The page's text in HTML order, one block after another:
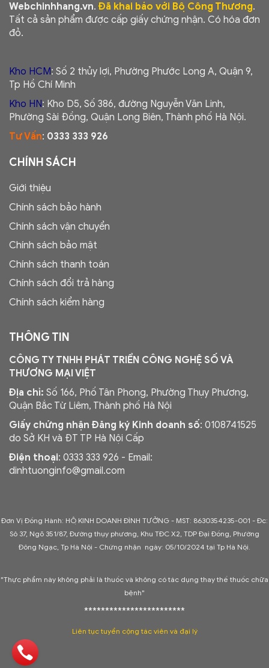
Webchinhhang.vn. Đã khai báo với Bộ Công Thương.
Tất cả sản phẩm được cấp giấy chứng nhận. Có hóa đơn
đỏ.
Kho HCM: Số 2 thủy lợi, Phường Phước Long A, Quận 9,
Tp Hồ Chí Minh
Kho HN: Kho D5, Số 386, đường Nguyễn Văn Linh,
Phường Sài Đồng, Quận Long Biên, Thành phố Hà Nội.
Tư Vấn: 0333 333 926
CHÍNH SÁCH
Giới thiệu
Chính sách bảo hành
Chính sách vận chuyển
Chính sách bảo mật
Chính sách thanh toán
Chính sách đổi trả hàng
Chính sách kiểm hàng
THÔNG TIN
CÔNG TY TNHH PHÁT TRIỂN CÔNG NGHỆ SỐ VÀ
THƯƠNG MẠI VIỆT
Địa chỉ: Số 166, Phố Tân Phong, Phường Thụy Phương,
Quận Bắc Từ Liêm, Thành phố Hà Nội
Giấy chứng nhận Đăng ký Kinh doanh số: 0108741525
do Sở KH và ĐT TP Hà Nội Cấp
Điện thoại: 0333 333 926 - Email:
dinhtuonginfo@gmail.com
Đơn Vị Đồng Hành: HỘ KINH DOANH ĐÌNH TƯỞNG - MST: 8630354235-001 - Đc:
Sô 37, Ngõ 351/87, Đường thụy phương, Khu TĐC X2, TDP Đại Đồng, Phường
Đông Ngạc, Tp Hà Nội - Chứng nhận ngày: 05/10/2024 tại Tp Hà Nội.
"Thực phẩm này không phải là thuốc và không có tác dụng thay thế thuốc chữa
bệnh"
************************
Liên tục tuyển cộng tác viên và đại lý